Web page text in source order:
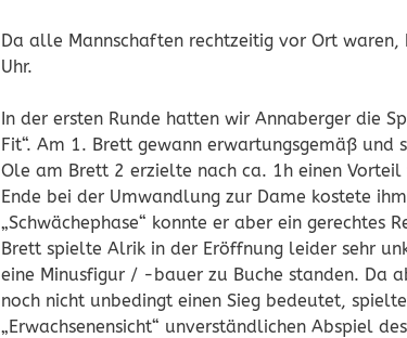
Da alle Mannschaften rechtzeitig vor Ort
Uhr.
In der ersten Runde hatten wir Annaberger die
Fit“. Am 1. Brett gewann erwartungsgemäß und
Ole am Brett 2 erzielte nach ca. 1h einen
Ende bei der Umwandlung zur Dame kostete
„Schwächephase“ konnte er aber ein gerechtes
Brett spielte Alrik in der Eröffnung leider sehr
eine Minusfigur / -bauer zu Buche standen. Da
noch nicht unbedingt einen Sieg bedeutet,
„Erwachsenensicht“ unverständlichen Abspiel